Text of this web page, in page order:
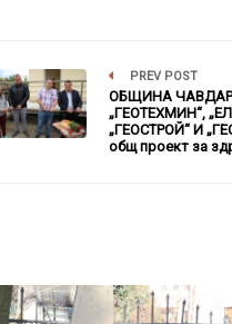
PREV POST
ОБЩИНА
„ГЕОТЕХМИН“,
„ГЕОСТРОЙ“ И
общ проект за